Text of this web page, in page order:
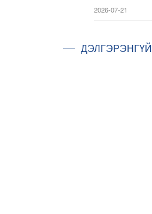
2026-07-21
ДЭЛГЭРЭНГҮЙ